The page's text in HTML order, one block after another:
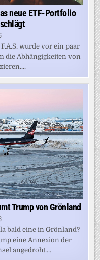
neue ETF-Portfolio
wurde vor ein paar
die Abhängigkeiten von
Trump von Grönland
bald eine in Grönland?
eine Annexion der
angedroht....